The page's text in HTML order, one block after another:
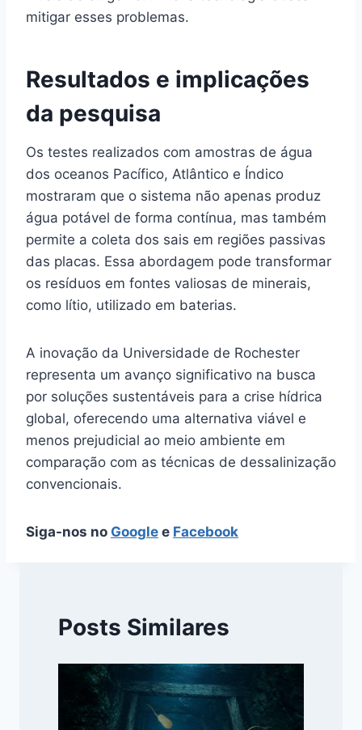
mitigar esses problemas.
Resultados e implicações
da pesquisa
Os testes realizados com amostras de água
dos oceanos Pacífico, Atlântico e Índico
mostraram que o sistema não apenas produz
água potável de forma contínua, mas também
permite a coleta dos sais em regiões passivas
das placas. Essa abordagem pode transformar
os resíduos em fontes valiosas de minerais,
como lítio, utilizado em baterias.
A inovação da Universidade de Rochester
representa um avanço significativo na busca
por soluções sustentáveis para a crise hídrica
global, oferecendo uma alternativa viável e
menos prejudicial ao meio ambiente em
comparação com as técnicas de dessalinização
convencionais.
Siga-nos no Google e Facebook
Posts Similares